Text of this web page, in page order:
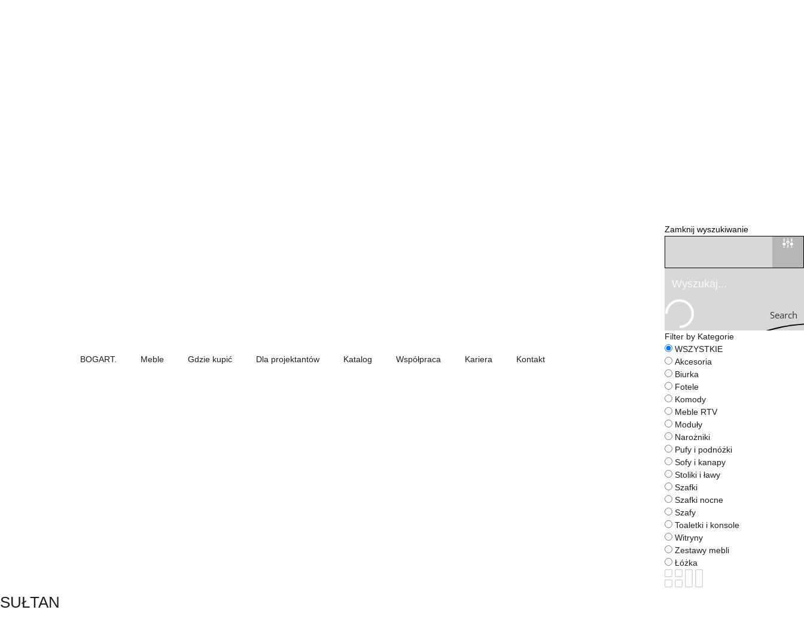
BOGART. Meble Gdzie kupić Dla projektantów Katalog Współpraca Kariera Kontakt
Zamknij wyszukiwanie
Search
Filter by Kategorie
WSZYSTKIE
Akcesoria
Biurka
Fotele
Komody
Meble RTV
Moduły
Narożniki
Pufy i podnóżki
Sofy i kanapy
Stoliki i ławy
Szafki
Szafki nocne
Szafy
Toaletki i konsole
Witryny
Zestawy mebli
Łóżka
SUŁTAN